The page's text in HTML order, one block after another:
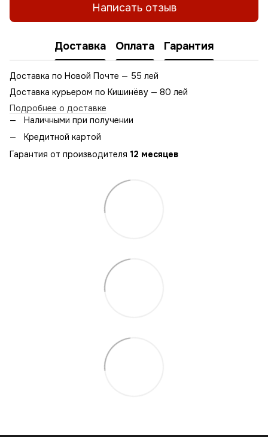
Написать отзыв
Доставка Оплата Гарантия
Доставка по Новой Почте — 55 лей
Доставка курьером по Кишинёву — 80 лей
Подробнее о доставке
Наличными при получении
Кредитной картой
Гарантия от производителя 12 месяцев